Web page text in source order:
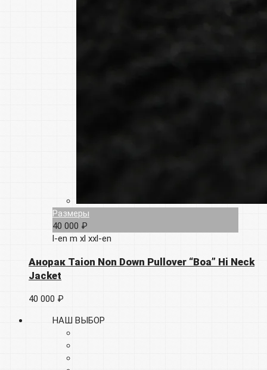
Размеры
40 000 ₽
l-en m xl xxl-en
Анорак Taion Non Down Pullover “Boa” Hi Neck
Jacket
40 000 ₽
НАШ ВЫБОР